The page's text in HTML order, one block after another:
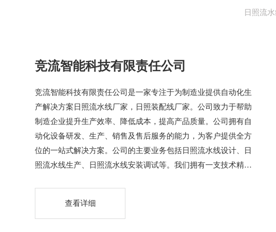
日照流
竞流智能科技有限责任公司
竞流智能科技有限责任公司是一家专注于为制造业提供自动化生
产解决方案日照流水线厂家，日照装配线厂家。公司致力于帮助
制造企业提升生产效率、降低成本，提高产品质量。公司拥有自
动化设备研发、生产、销售及售后服务的能力，为客户提供全方
位的一站式解决方案。公司的主要业务包括日照流水线设计、日
照流水线生产、日照流水线安装调试等。我们拥有一支技术精湛
品加工等行业，在市场上享有良好的声誉。公司秉承“创新、高
查看详细